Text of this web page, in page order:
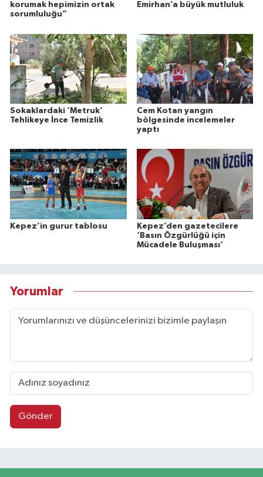
korumak hepimizin ortak
sorumluluğu”
Emirhan’a büyük mutluluk
Sokaklardaki ‘Metruk’
Tehlikeye İnce Temizlik
Cem Kotan yangın
bölgesinde incelemeler
yaptı
Kepez’in gurur tablosu
Kepez’den gazetecilere
‘Basın Özgürlüğü için
Mücadele Buluşması’
Yorumlar
Gönder